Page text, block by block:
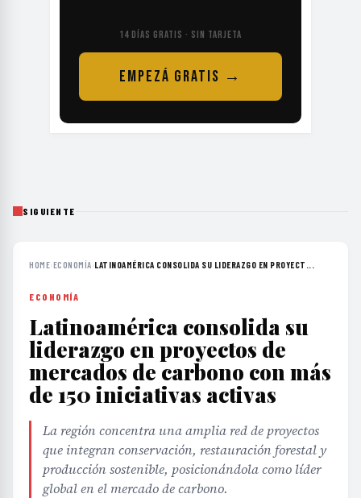
14 DÍAS GRATIS · SIN TARJETA
EMPEZÁ GRATIS →
SIGUIENTE
HOME›ECONOMÍA›LATINOAMÉRICA CONSOLIDA SU LIDERAZGO EN PROYECT...
ECONOMÍA
Latinoamérica consolida su
liderazgo en proyectos de
mercados de carbono con más
de 150 iniciativas activas
La región concentra una amplia red de proyectos
que integran conservación, restauración forestal y
producción sostenible, posicionándola como líder
global en el mercado de carbono.